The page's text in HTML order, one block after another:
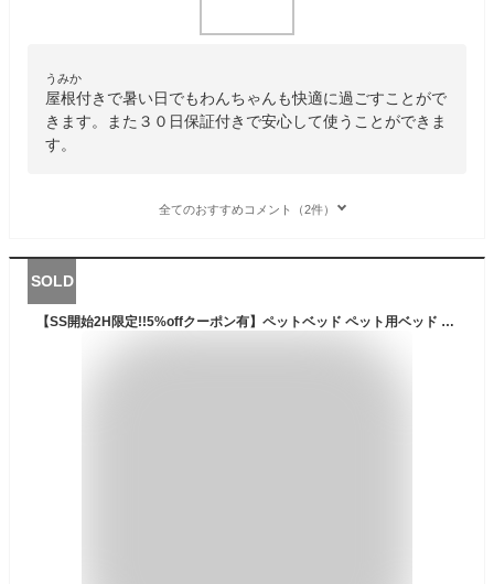
うみか
屋根付きで暑い日でもわんちゃんも快適に過ごすことがで
きます。また３０日保証付きで安心して使うことができま
す。
全てのおすすめコメント（2件）
SOLD
【SS開始2H限定!!5%offクーポン有】ペットベッド ペット用ベッド メッシュ ベッド S 脚付き コット テント付き 夏 夏用 屋内 屋外 小型犬 犬 猫 アウトドア キャンプ おすすめ 涼しい 日除け 熱中症対策 通気性 猫用 いぬ ペット用品 ギフト ペット用コット